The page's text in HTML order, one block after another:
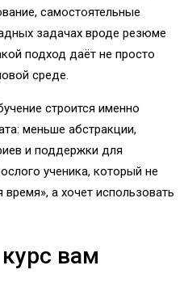
самостоятельные
задачах вроде резюме
подход даёт не просто
среде.
строится именно
меньше абстракции,
и поддержки для
ученика, который не
время», а хочет использовать
вам